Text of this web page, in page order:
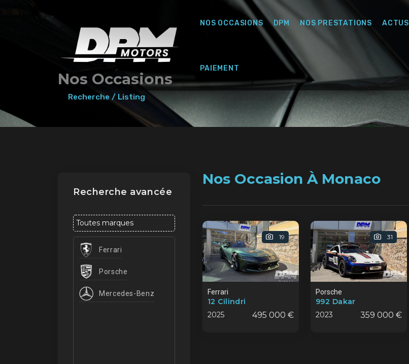
NOS OCCASIONS DPM NOS PRESTATIONS ACTUS
PAIEMENT
Nos Occasions
Recherche / Listing
Recherche avancée
Toutes marques
Ferrari
Porsche
Mercedes-Benz
Nos Occasion À Monaco
19
Ferrari
12 Cilindri
2025
495 000 €
31
Porsche
992 Dakar
2023
359 000 €